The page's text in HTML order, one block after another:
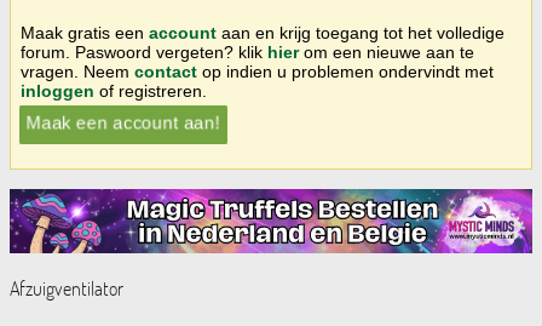
Maak gratis een account aan en krijg toegang tot het volledige
forum. Paswoord vergeten? klik hierom een nieuwe aan te
vragen. Neem contact op indien u problemen ondervindt met
inloggen of registreren.
Maak een account aan!
Afzuigventilator